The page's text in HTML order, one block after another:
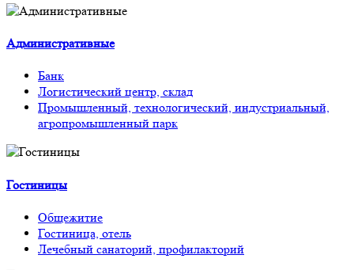
Административные
Банк
Логистический центр, склад
Промышленный, технологический, индустриальный,
агропромышленный парк
Гостиницы
Общежитие
Гостиница, отель
Лечебный санаторий, профилакторий